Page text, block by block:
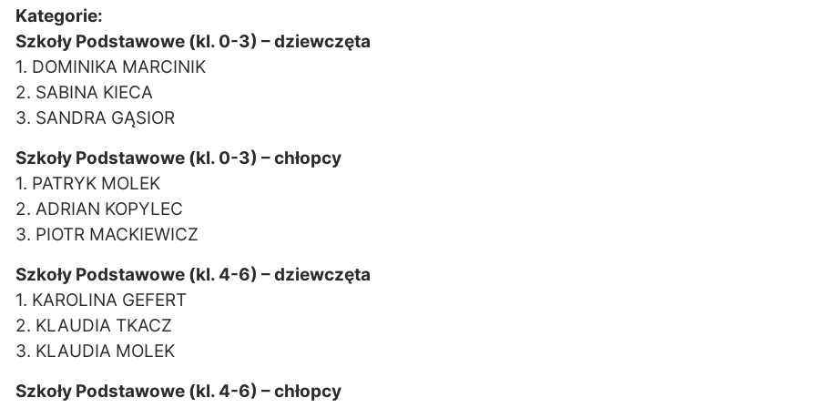
Kategorie:
Szkoły Podstawowe (kl. 0-3) – dziewczęta
1. DOMINIKA MARCINIK
2. SABINA KIECA
3. SANDRA GĄSIOR
Szkoły Podstawowe (kl. 0-3) – chłopcy
1. PATRYK MOLEK
2. ADRIAN KOPYLEC
3. PIOTR MACKIEWICZ
Szkoły Podstawowe (kl. 4-6) – dziewczęta
1. KAROLINA GEFERT
2. KLAUDIA TKACZ
3. KLAUDIA MOLEK
Szkoły Podstawowe (kl. 4-6) – chłopcy